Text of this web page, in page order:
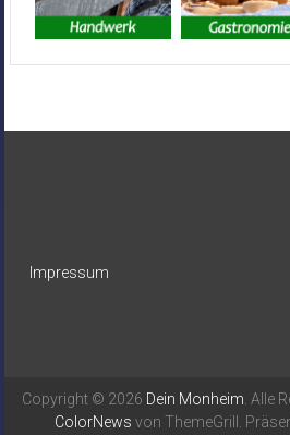
Impressum
Copyright © 2026 Dein Monheim . Alle
ColorNews von ThemeGrill.